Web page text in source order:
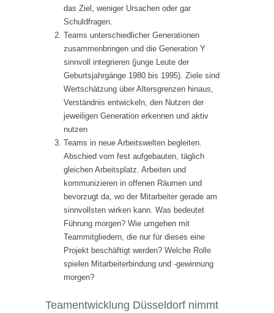
das Ziel, weniger Ursachen oder gar
Schuldfragen.
Teams unterschiedlicher Generationen
zusammenbringen und die Generation Y
sinnvoll integrieren (junge Leute der
Geburtsjahrgänge 1980 bis 1995). Ziele sind
Wertschätzung über Altersgrenzen hinaus,
Verständnis entwickeln, den Nutzen der
jeweiligen Generation erkennen und aktiv
nutzen
Teams in neue Arbeitswelten begleiten.
Abschied vom fest aufgebauten, täglich
gleichen Arbeitsplatz. Arbeiten und
kommunizieren in offenen Räumen und
bevorzugt da, wo der Mitarbeiter gerade am
sinnvollsten wirken kann. Was bedeutet
Führung morgen? Wie umgehen mit
Teammitgliedern, die nur für dieses eine
Projekt beschäftigt werden? Welche Rolle
spielen Mitarbeiterbindung und -gewinnung
morgen?
Teamentwicklung Düsseldorf nimmt